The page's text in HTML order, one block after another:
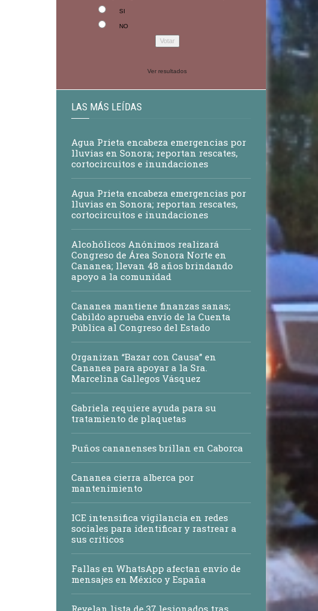
SI
NO
Ver resultados
LAS MÁS LEÍDAS
Agua Prieta encabeza emergencias por
lluvias en Sonora; reportan rescates,
cortocircuitos e inundaciones
Agua Prieta encabeza emergencias por
lluvias en Sonora; reportan rescates,
cortocircuitos e inundaciones
Alcohólicos Anónimos realizará
Congreso de Área Sonora Norte en
Cananea; llevan 48 años brindando
apoyo a la comunidad
Cananea mantiene finanzas sanas;
Cabildo aprueba envío de la Cuenta
Pública al Congreso del Estado
Organizan “Bazar con Causa” en
Cananea para apoyar a la Sra.
Marcelina Gallegos Vásquez
Gabriela requiere ayuda para su
tratamiento de plaquetas
Puños cananenses brillan en Caborca
Cananea cierra alberca por
mantenimiento
ICE intensifica vigilancia en redes
sociales para identificar y rastrear a
sus críticos
Fallas en WhatsApp afectan envío de
mensajes en México y España
Revelan lista de 37 lesionados tras